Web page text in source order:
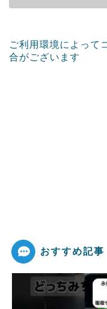
ご利用環境によって
合がございます
おすすめ記事